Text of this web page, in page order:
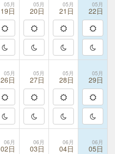
05月
19日
05月
20日
05月
21日
05月
22日
05月
26日
05月
27日
05月
28日
05月
29日
06月
02日
06月
03日
06月
04日
06月
05日